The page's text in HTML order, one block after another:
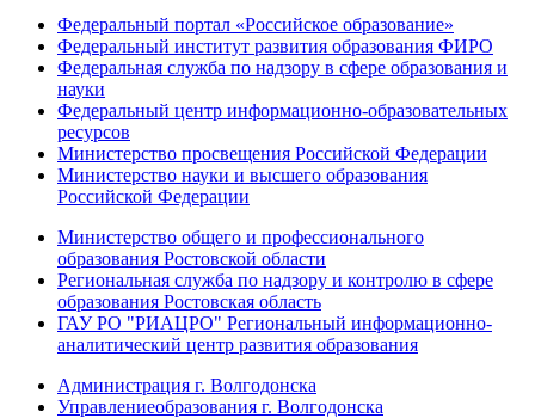
Федеральный портал «Российское образование»
Федеральный институт развития образования ФИРО
Федеральная служба по надзору в сфере образования и
науки
Федеральный центр информационно-образовательных
ресурсов
Министерство просвещения Российской Федерации
Министерство науки и высшего образования
Российской Федерации
Министерство общего и профессионального
образования Ростовской области
Региональная служба по надзору и контролю в сфере
образования Ростовская область
ГАУ РО "РИАЦРО" Региональный информационно-
аналитический центр развития образования
Администрация г. Волгодонска
Управлениеобразования г. Волгодонска